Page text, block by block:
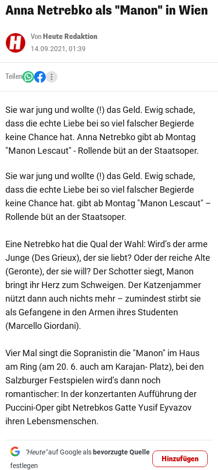
Anna Netrebko als "Manon" in Wien
Von Heute Redaktion
14.09.2021, 01:39
Teilen
Sie war jung und wollte (!) das Geld. Ewig schade,
dass die echte Liebe bei so viel falscher Begierde
keine Chance hat. Anna Netrebko gibt ab Montag
"Manon Lescaut" - Rollende büt an der Staatsoper.
Sie war jung und wollte (!) das Geld. Ewig schade,
dass die echte Liebe bei so viel falscher Begierde
keine Chance hat. gibt ab Montag "Manon Lescaut" –
Rollende büt an der Staatsoper.
Eine Netrebko hat die Qual der Wahl: Wird’s der arme
Junge (Des Grieux), der sie liebt? Oder der reiche Alte
(Geronte), der sie will? Der Schotter siegt, Manon
bringt ihr Herz zum Schweigen. Der Katzenjammer
nützt dann auch nichts mehr – zumindest stirbt sie
als Gefangene in den Armen ihres Studenten
(Marcello Giordani).
Vier Mal singt die Sopranistin die "Manon" im Haus
am Ring (am 20. 6. auch am Karajan- Platz), bei den
Salzburger Festspielen wird’s dann noch
romantischer: In der konzertanten Aufführung der
Puccini-Oper gibt Netrebkos Gatte Yusif Eyvazov
ihren Lebensmenschen.
"Heute"auf Google als bevorzugte Quelle
festlegen
Hinzufügen